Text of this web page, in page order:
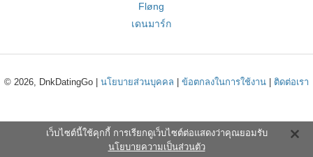
Fløng
เดนมาร์ก
© 2026, DnkDatingGo | นโยบายส่วนบุคคล ข้อตกลงในการใช้งาน ติดต่อเรา
เว็บไซต์นี้ใช้คุกกี้ การเรียกดูเว็บไซต์ต่อแสดงว่าคุณยอมรับ
นโยบายความเป็นส่วนตัว